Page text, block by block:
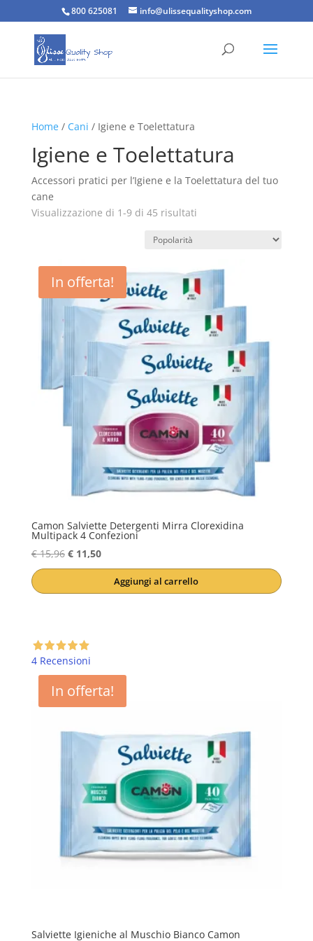
800 625081 info@ulissequalityshop.com
Home/ Cani / Igiene e Toelettatura
Igiene e Toelettatura
Accessori pratici per l’Igiene e la Toelettatura del tuo
cane
Visualizzazione di 1-9 di 45 risultatiPopolarità
In offerta!
Camon Salviette Detergenti Mirra Clorexidina
Multipack 4 Confezioni
€15,96 Il
prezzo
€11,50Il
prezzo
attuale
Aggiungi al carrello
4 Recensioni
In offerta!
Salviette Igieniche al Muschio Bianco Camon